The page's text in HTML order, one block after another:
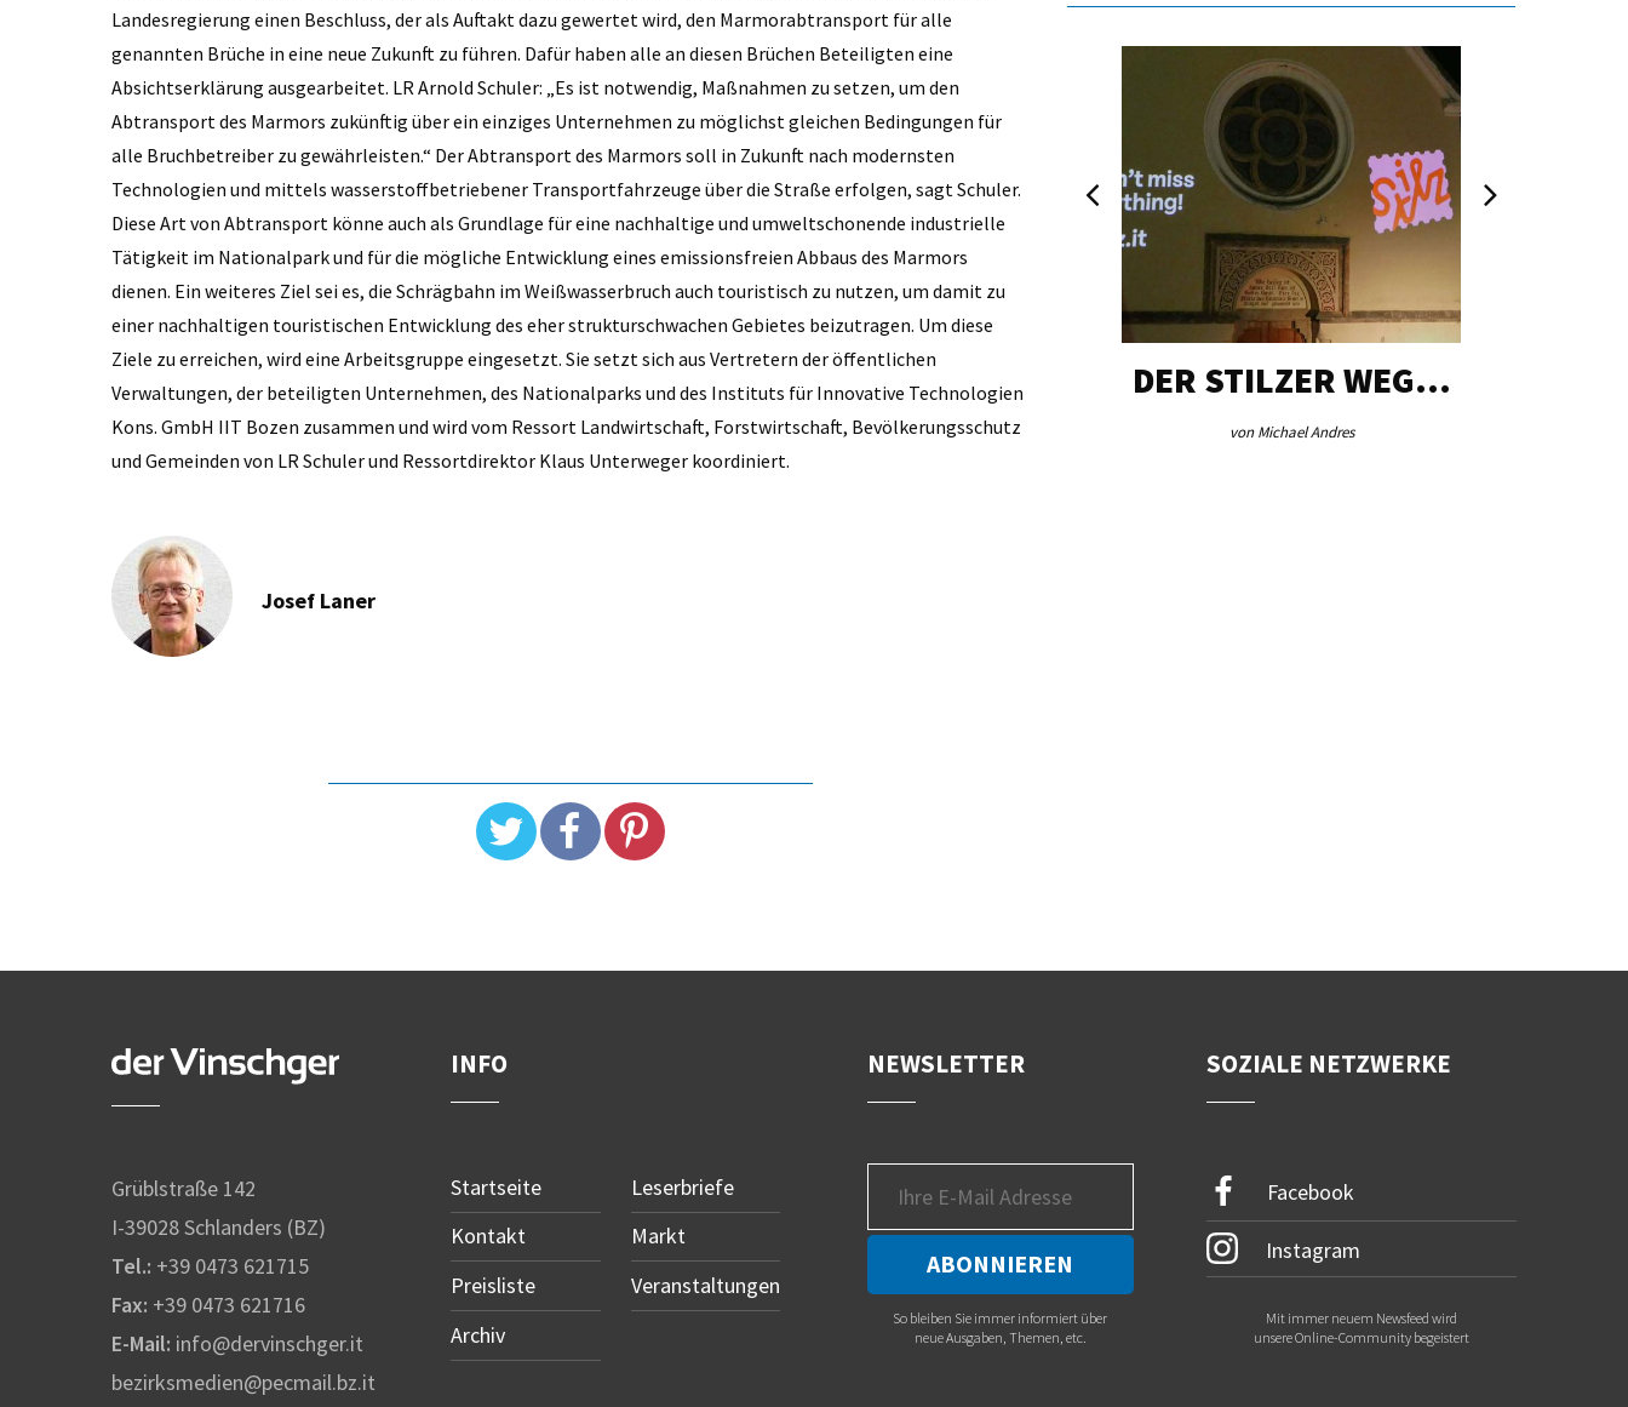
Landesregierung einen Beschluss, der als Auftakt dazu gewertet wird, den Marmorabtransport für alle
genannten Brüche in eine neue Zukunft zu führen. Dafür haben alle an diesen Brüchen Beteiligten eine
Absichtserklärung ausgearbeitet. LR Arnold Schuler: „Es ist notwendig, Maßnahmen zu setzen, um den
Abtransport des Marmors zukünftig über ein einziges Unternehmen zu möglichst gleichen Bedingungen für
alle Bruchbetreiber zu gewährleisten.“ Der Abtransport des Marmors soll in Zukunft nach modernsten
Technologien und mittels wasserstoffbetriebener Transportfahrzeuge über die Straße erfolgen, sagt Schuler.
Diese Art von Abtransport könne auch als Grundlage für eine nachhaltige und umweltschonende industrielle
Tätigkeit im Nationalpark und für die mögliche Entwicklung eines emissionsfreien Abbaus des Marmors
dienen. Ein weiteres Ziel sei es, die Schrägbahn im Weißwasserbruch auch touristisch zu nutzen, um damit zu
einer nachhaltigen touristischen Entwicklung des eher strukturschwachen Gebietes beizutragen. Um diese
Ziele zu erreichen, wird eine Arbeitsgruppe eingesetzt. Sie setzt sich aus Vertretern der öffentlichen
Verwaltungen, der beteiligten Unternehmen, des Nationalparks und des Instituts für Innovative Technologien
Kons. GmbH IIT Bozen zusammen und wird vom Ressort Landwirtschaft, Forstwirtschaft, Bevölkerungsschutz
und Gemeinden von LR Schuler und Ressortdirektor Klaus Unterweger koordiniert.
Josef Laner
DER STILZER WEG…
von Michael Andres
Grüblstraße 142
I-39028 Schlanders (BZ)
Tel.: +39 0473 621715
Fax: +39 0473 621716
E-Mail: info@dervinschger.it
bezirksmedien@pecmail.bz.it
INFO
Startseite
Kontakt
Preisliste
Archiv
Leserbriefe
Markt
Veranstaltungen
NEWSLETTER
So bleiben Sie immer informiert über
neue Ausgaben, Themen, etc.
SOZIALE NETZWERKE
Facebook
Instagram
Mit immer neuem Newsfeed wird
unsere Online-Community begeistert